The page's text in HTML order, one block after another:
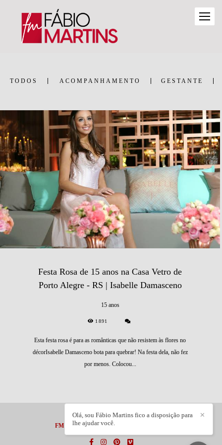
TODOS ACOMPANHAMENTO GESTANTE
Festa Rosa de 15 anos na Casa Vetro de
Porto Alegre - RS | Isabelle Damasceno
15 anos
1891
Esta festa rosa é para as românticas que não resistem às flores no
décorIsabelle Damasceno bota para quebrar! Na festa dela, não fez
por menos. Colocou...
FM PHOTOGRAPHER LTDA
✕
Olá, sou Fábio Martins fico a disposição para
lhe ajudar você.